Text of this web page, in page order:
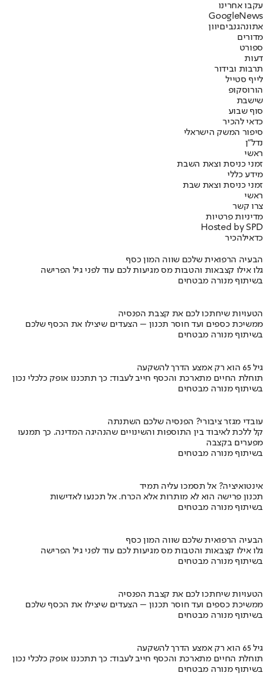
עקבו אחרינו
Googl eNews
אתונהגנביםיוון
מדורים
ספורט
דעות
תרבות ובידור
לייף סטייל
הורוסקופ
שישבת
סוף שבוע
כדאי להכיר
סיפור המשק הישראלי
נדל"ן
ראשי
זמני כניסת וצאת השבת
מידע כללי
זמני כניסת וצאת שבת
ראשי
צרו קשר
מדיניות פרטיות
Hosted by SPD
כדאילהכיר
הבעיה הרפואית שלכם שווה המון כסף
גלו אילו קצבאות והטבות מס מגיעות לכם עוד לפני גיל הפרישה
בשיתוף מנורה מבטחים
הטעויות שיחתכו לכם את קצבת הפנסיה
ממשיכת כספים ועד חוסר תכנון – הצעדים שיצילו את הכסף שלכם
בשיתוף מנורה מבטחים
גיל 65 הוא רק אמצע הדרך להשקעה
תוחלת החיים מתארכת והכסף חייב לעבוד: כך תתכננו אופק כלכלי נכון
בשיתוף מנורה מבטחים
עובדי מגזר ציבורי? הפנסיה שלכם השתנתה
קל ללכת לאיבוד בין התוספות והשינויים שהנהיגה המדינה. כך תמנעו
מפערים בקצבה
בשיתוף מנורה מבטחים
אינטואיציה? אל תסמכו עליה תמיד
תכנון פרישה הוא לא מותרות אלא הכרח. אל תכנעו לאדישות
בשיתוף מנורה מבטחים
הבעיה הרפואית שלכם שווה המון כסף
גלו אילו קצבאות והטבות מס מגיעות לכם עוד לפני גיל הפרישה
בשיתוף מנורה מבטחים
הטעויות שיחתכו לכם את קצבת הפנסיה
ממשיכת כספים ועד חוסר תכנון – הצעדים שיצילו את הכסף שלכם
בשיתוף מנורה מבטחים
גיל 65 הוא רק אמצע הדרך להשקעה
תוחלת החיים מתארכת והכסף חייב לעבוד: כך תתכננו אופק כלכלי נכון
בשיתוף מנורה מבטחים